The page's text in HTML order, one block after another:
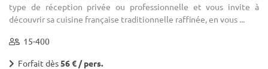
type de réception privée ou professionnelle et vous invite à
découvrir sa cuisine française traditionnelle raffinée, en vous ...
15-400
Forfait dès56 € / pers.